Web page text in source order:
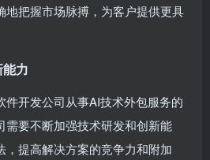
地把握市场脉搏，为客户提供更具
力
件开发公司从事AI技术外包服务的
需要不断加强技术研发和创新能
，提高解决方案的竞争力和附加